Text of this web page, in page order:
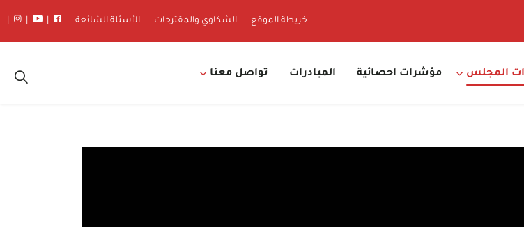
المجلس مؤشرات احصائية المبادرات تواصل معنا
خريطة الموقع الشكاوي والمقترحات الأسئلة الشائعة